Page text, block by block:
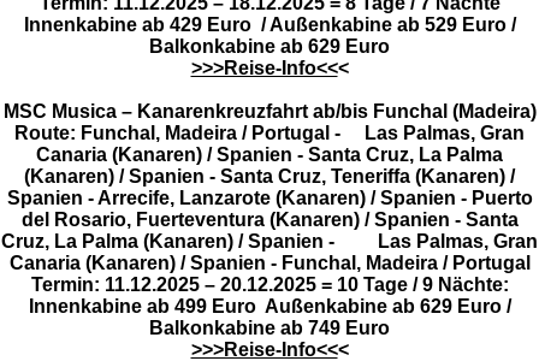
Innenkabine ab 429 Euro / Außenkabine ab 529 Euro /
Balkonkabine ab 629 Euro
>>>Reise-Info<<<
MSC Musica – Kanarenkreuzfahrt ab/bis Funchal (Madeira)
Route: Funchal, Madeira / Portugal - Las Palmas, Gran
Canaria (Kanaren) / Spanien - Santa Cruz, La Palma
(Kanaren) / Spanien - Santa Cruz, Teneriffa (Kanaren) /
Spanien - Arrecife, Lanzarote (Kanaren) / Spanien - Puerto
del Rosario, Fuerteventura (Kanaren) / Spanien - Santa
Cruz, La Palma (Kanaren) / Spanien - Las Palmas, Gran
Canaria (Kanaren) / Spanien - Funchal, Madeira / Portugal
Termin: 11.12.2025 – 20.12.2025 = 10 Tage / 9 Nächte:
Innenkabine ab 499 Euro Außenkabine ab 629 Euro /
Balkonkabine ab 749 Euro
>>>Reise-Info<<<